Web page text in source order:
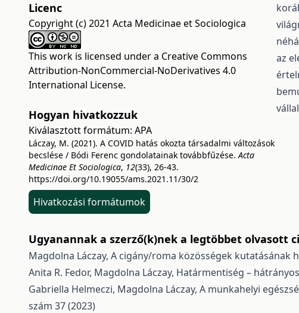
Licenc
Copyright (c) 2021 Acta Medicinae et Sociologica
This work is licensed under a Creative Commons
Attribution-NonCommercial-NoDerivatives 4.0
International License.
Hogyan hivatkozzuk
Kiválasztott formátum: APA
Láczay, M. (2021). A COVID hatás okozta társadalmi változások
becslése / Bódi Ferenc gondolatainak továbbfűzése.Acta
Medicinae Et Sociologica, 12(33), 26-43.
https://doi.org/10.19055/ams.2021.11/30/2
Hivatkozási formátumok
az
Ugyanannak a szerző(k)nek a legtöbbet olvasott
Magdolna Láczay, A cigány/roma közösségek kutatásának
Anita R. Fedor, Magdolna Láczay, Határmentiség –
Gabriella Helmeczi, Magdolna Láczay, A munkahelyi
szám 37 (2023)